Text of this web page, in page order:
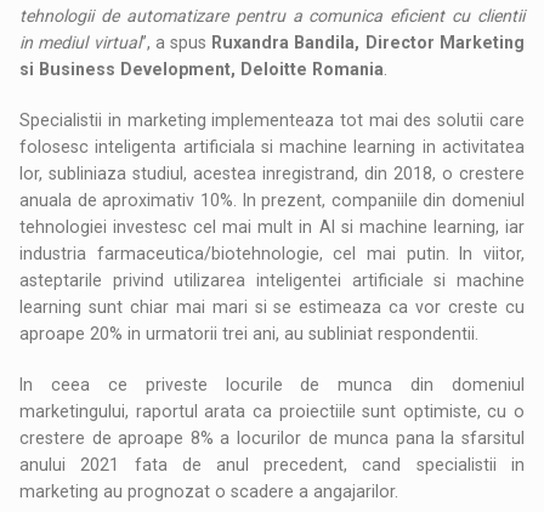
tehnologii de automatizare pentru a comunica eficient cu clientii
in mediul virtual”, a spus Ruxandra Bandila, Director Marketing
si Business Development, Deloitte Romania
Specialistii in marketing implementeaza tot mai des solutii care
folosesc inteligenta artificiala si machine learning in activitatea
lor, subliniaza studiul, acestea inregistrand, din 2018, o crestere
anuala de aproximativ 10%. In prezent, companiile din domeniul
tehnologiei investesc cel mai mult in AI si machine learning, iar
industria farmaceutica/biotehnologie, cel mai putin. In viitor,
asteptarile privind utilizarea inteligentei artificiale si machine
learning sunt chiar mai mari si se estimeaza ca vor creste cu
aproape 20% in urmatorii trei ani, au subliniat respondentii.
In ceea ce priveste locurile de munca din domeniul
marketingului, raportul arata ca proiectiile sunt optimiste, cu o
crestere de aproape 8% a locurilor de munca pana la sfarsitul
anului 2021 fata de anul precedent, cand specialistii in
marketing au prognozat o scadere a angajarilor.